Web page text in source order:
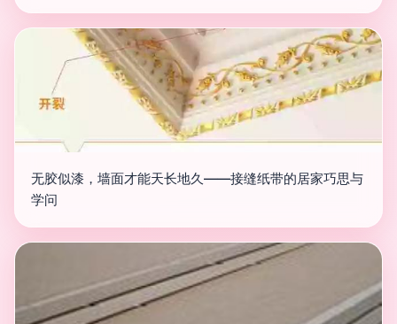
无胶似漆，墙面才能天长地久——接缝纸带的居家巧思与
学问